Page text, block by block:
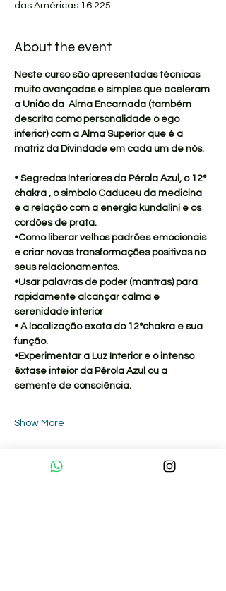
das Américas 16.225
About the event
Neste curso são apresentadas técnicas
muito avançadas e simples que aceleram
a União da  Alma Encarnada (também
descrita como personalidade o ego
inferior) com a Alma Superior que é a
matriz da Divindade em cada um de nós.
• Segredos Interiores da Pérola Azul, o 12°
chakra , o simbolo Caduceu da medicina
e a relação com a energia kundalini e os
cordões de prata.
•Como liberar velhos padrões emocionais
e criar novas transformações positivas no
seus relacionamentos.
•Usar palavras de poder (mantras) para
rapidamente alcançar calma e
serenidade interior
• A localização exata do 12°chakra e sua
função.
•Experimentar a Luz Interior e o intenso
êxtase inteior da Pérola Azul ou a
semente de consciência.
Show More